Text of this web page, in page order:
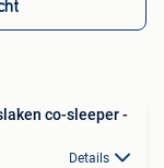
co-sleeper -
Details